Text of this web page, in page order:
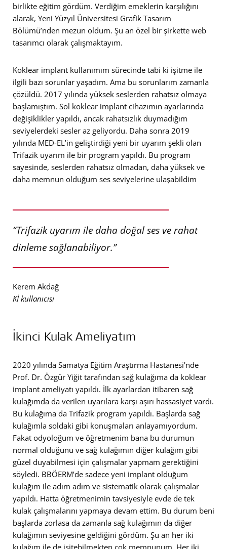
birlikte eğitim gördüm. Verdiğim emeklerin karşılığını
alarak, Yeni Yüzyıl Üniversitesi Grafik Tasarım
Bölümü’nden mezun oldum. Şu an özel bir şirkette web
tasarımcı olarak çalışmaktayım.
Koklear implant kullanımım sürecinde tabi ki işitme ile
ilgili bazı sorunlar yaşadım. Ama bu sorunlarım zamanla
çözüldü. 2017 yılında yüksek seslerden rahatsız olmaya
başlamıştım. Sol koklear implant cihazımın ayarlarında
değişiklikler yapıldı, ancak rahatsızlık duymadığım
seviyelerdeki sesler az geliyordu. Daha sonra 2019
yılında MED-EL’in geliştirdiği yeni bir uyarım şekli olan
Trifazik uyarım ile bir program yapıldı. Bu program
sayesinde, seslerden rahatsız olmadan, daha yüksek ve
daha memnun olduğum ses seviyelerine ulaşabildim
“Trifazik uyarım ile daha doğal ses ve rahat
dinleme sağlanabiliyor.”
Kerem Akdağ
Kİ kullanıcısı
İkinci Kulak Ameliyatım
2020 yılında Samatya Eğitim Araştırma Hastanesi’nde
Prof. Dr. Özgür Yiğit tarafından sağ kulağıma da koklear
implant ameliyatı yapıldı. İlk ayarlardan itibaren sağ
kulağımda da verilen uyarılara karşı aşırı hassasiyet vardı.
Bu kulağıma da Trifazik program yapıldı. Başlarda sağ
kulağımla soldaki gibi konuşmaları anlayamıyordum.
Fakat odyoloğum ve öğretmenim bana bu durumun
normal olduğunu ve sağ kulağımın diğer kulağım gibi
güzel duyabilmesi için çalışmalar yapmam gerektiğini
söyledi. BBÖERM’de sadece yeni implant olduğum
kulağım ile adım adım ve sistematik olarak çalışmalar
yapıldı. Hatta öğretmenimin tavsiyesiyle evde de tek
kulak çalışmalarını yapmaya devam ettim. Bu durum beni
başlarda zorlasa da zamanla sağ kulağımın da diğer
kulağımın seviyesine geldiğini gördüm. Şu an her iki
kulağım ile de işitebilmekten çok memnunum. Her iki